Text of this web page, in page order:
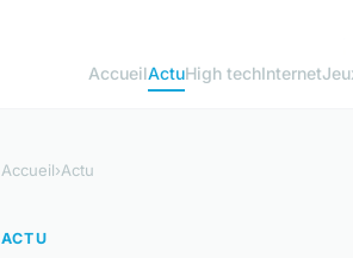
AccueilActuHigh techInternet
Accueil›Actu
ACTU